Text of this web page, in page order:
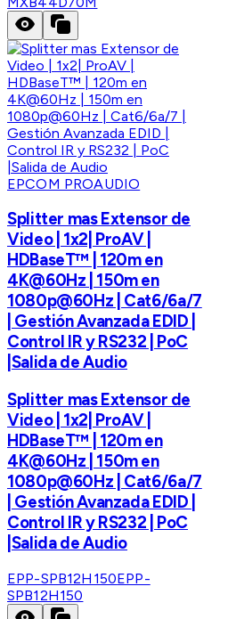
EPCOM PROAUDIO
Splitter mas Extensor de
Video | 1x2| ProAV |
HDBaseT™ | 120m en
4K@60Hz | 150m en
1080p@60Hz | Cat6/6a/7
| Gestión Avanzada EDID |
Control IR y RS232 | PoC
|Salida de Audio
Splitter mas Extensor de
Video | 1x2| ProAV |
HDBaseT™ | 120m en
4K@60Hz | 150m en
1080p@60Hz | Cat6/6a/7
| Gestión Avanzada EDID |
Control IR y RS232 | PoC
|Salida de Audio
EPP-SPB12H150EPP-
SPB12H150